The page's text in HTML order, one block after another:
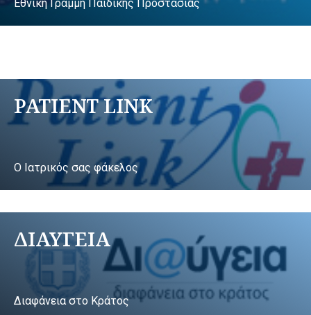
Εθνική Γραμμή Παιδικής Προστασίας
PATIENT LINK
Ο Ιατρικός σας φάκελος
ΔΙΑΥΓΕΙΑ
Διαφάνεια στο Κράτος